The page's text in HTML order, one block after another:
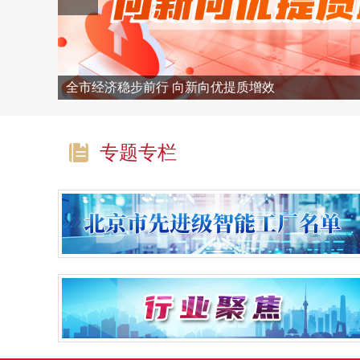
全市经济稳步前行 向新向优提质增效
专题专栏